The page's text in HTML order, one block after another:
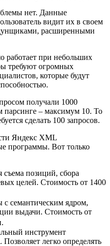
нет. Данные
видит их в своем
расширенными
работает при небольших
требуют огромных
которые будут
получали 1000
парсинге – максимум 10. То
сделать 100 запросов.
Яндекс XML
программы. Вот только
съема позиций, сбора
целей. Стоимость от 1400
семантическим ядром,
выдачи. Стоимость от
инструмент
легко определять